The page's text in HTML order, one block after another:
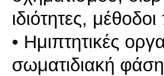
ιδιότητες,
• Ημιπτητικές
σωματιδιακή